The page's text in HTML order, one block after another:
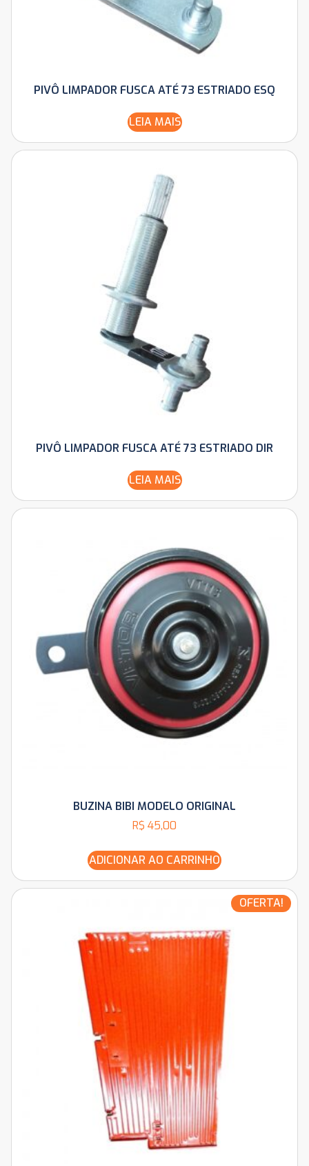
PIVÔ LIMPADOR FUSCA ATÉ 73 ESTRIADO ESQ
LEIA MAIS
PIVÔ LIMPADOR FUSCA ATÉ 73 ESTRIADO DIR
LEIA MAIS
BUZINA BIBI MODELO ORIGINAL
R$ 45,00
ADICIONAR AO CARRINHO
OFERTA!